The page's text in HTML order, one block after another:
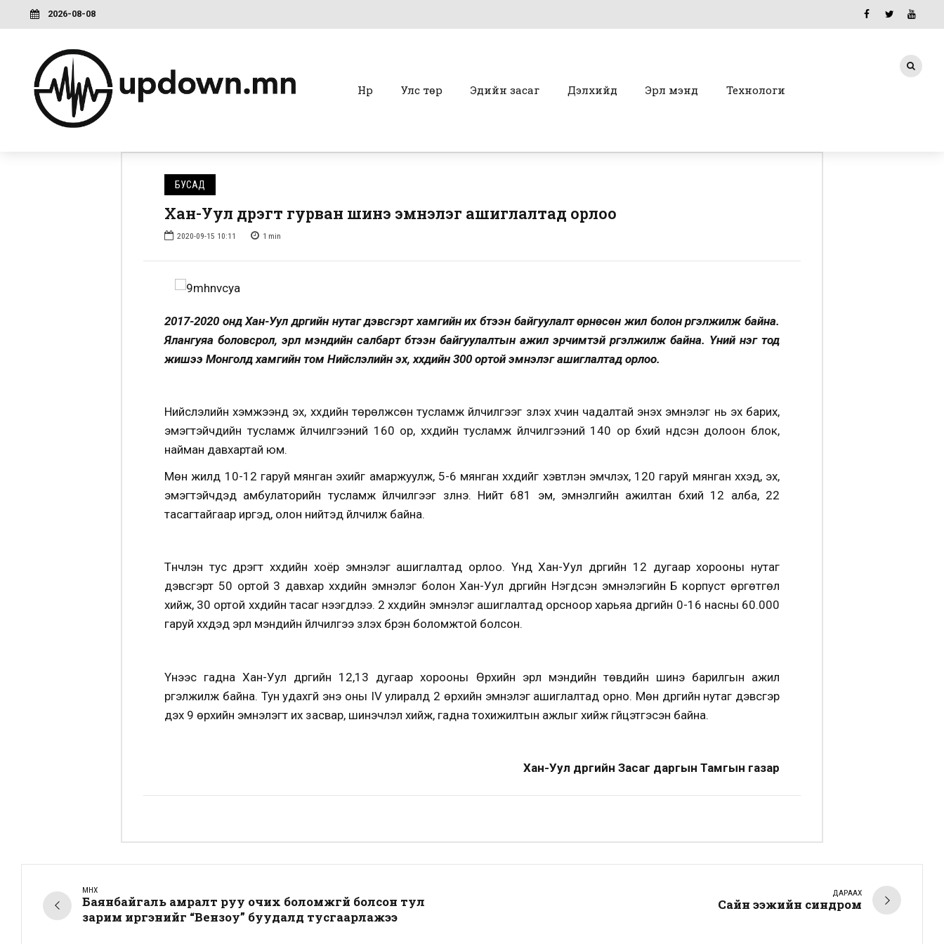
2026-08-08
Нүүр Улс төр Эдийн засаг Дэлхийд Эрүүл мэнд Технологи
БУСАД
Хан-Уул дүүрэгт гурван шинэ эмнэлэг ашиглалтад орлоо
2020-09-15 10:11 1 min
2017-2020 онд Хан-Уул дүүргийн нутаг дэвсгэрт хамгийн их бүтээн байгуулалт өрнөсөн жил болон үргэлжилж байна.
Ялангуяа боловсрол, эрүүл мэндийн салбарт бүтээн байгуулалтын ажил эрчимтэй үргэлжилж байна. Үүний нэг тод
жишээ Монголд хамгийн том Нийслэлийн эх, хүүхдийн 300 ортой эмнэлэг ашиглалтад орлоо.
Нийслэлийн хэмжээнд эх, хүүхдийн төрөлжсөн тусламж үйлчилгээг үзүүлэх хүчин чадалтай энэхүү эмнэлэг нь эх барих,
эмэгтэйчүүдийн тусламж үйлчилгээний 160 ор, хүүхдийн тусламж үйлчилгээний 140 ор бүхий үндсэн долоон блок,
найман давхартай юм.
Мөн жилд 10-12 гаруй мянган эхийг амаржуулж, 5-6 мянган хүүхдийг хэвтүүлэн эмчлэх, 120 гаруй мянган хүүхэд, эх,
эмэгтэйчүүдэд амбулаторийн тусламж үйлчилгээг үзүүлнэ. Нийт 681 эм, эмнэлгийн ажилтан бүхий 12 алба, 22
тасагтайгаар иргэд, олон нийтэд үйлчилж байна.
Түүнчлэн тус дүүрэгт хүүхдийн хоёр эмнэлэг ашиглалтад орлоо. Үүнд Хан-Уул дүүргийн 12 дугаар хорооны нутаг
дэвсгэрт 50 ортой 3 давхар хүүхдийн эмнэлэг болон Хан-Уул дүүргийн Нэгдсэн эмнэлэгийн Б корпуст өргөтгөл
хийж, 30 ортой хүүхдийн тасаг нээгдлээ. 2 хүүхдийн эмнэлэг ашиглалтад орсноор харьяа дүүргийн 0-16 насны 60.000
гаруй хүүхдэд эрүүл мэндийн үйлчилгээ үзүүлэх бүрэн боломжтой болсон.
Үүнээс гадна Хан-Уул дүүргийн 12,13 дугаар хорооны Өрхийн эрүүл мэндийн төвүүдийн шинэ барилгын ажил
үргэлжилж байна. Тун удахгүй энэ оны IV улиралд 2 өрхийн эмнэлэг ашиглалтад орно. Мөн дүүргийн нутаг дэвсгэр
дэх 9 өрхийн эмнэлэгт их засвар, шинэчлэл хийж, гадна тохижилтын ажлыг хийж гүйцэтгэсэн байна.
Хан-Уул дүүргийн Засаг даргын Тамгын газар
ӨМНӨХ
Баянбайгаль амралт руу очих боломжгүй болсон тул
зарим иргэнийг “Вензоу” буудалд тусгаарлажээ
ДАРААХ
Сайн ээжийн синдром